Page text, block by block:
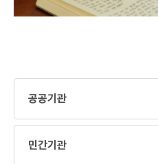
공공기관
민간기관